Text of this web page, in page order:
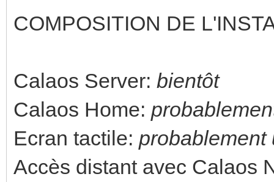
COMPOSITION DE
Calaos Server: bientôt
Calaos Home:
Ecran tactile: probablement
Accès distant avec Calaos